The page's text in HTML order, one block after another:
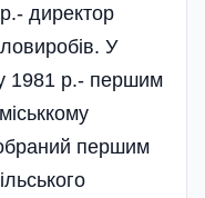
директор
У
1981 р.- першим
першим